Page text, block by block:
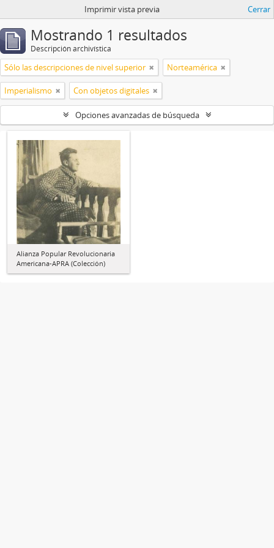
Imprimir vista previa Cerrar
Mostrando 1 resultados
Descripción archivística
Sólo las descripciones de nivel superior Norteamérica
Imperialismo Con objetos digitales
Opciones avanzadas de búsqueda
Alianza Popular Revolucionaria
Americana-APRA (Colección)